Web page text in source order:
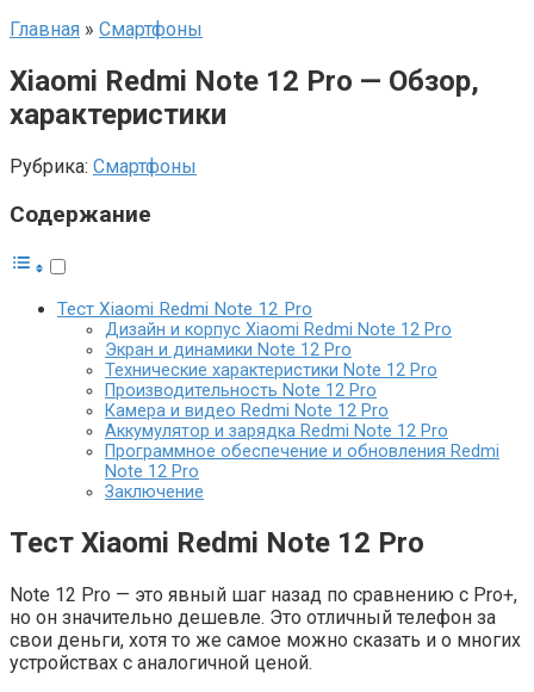
Главная » Смартфоны
Xiaomi Redmi Note 12 Pro — Обзор,
характеристики
Рубрика: Смартфоны
Содержание
Тест Xiaomi Redmi Note 12 Pro
Дизайн и корпус Xiaomi Redmi Note 12 Pro
Экран и динамики Note 12 Pro
Технические характеристики Note 12 Pro
Производительность Note 12 Pro
Камера и видео Redmi Note 12 Pro
Аккумулятор и зарядка Redmi Note 12 Pro
Программное обеспечение и обновления Redmi
Note 12 Pro
Заключение
Тест Xiaomi Redmi Note 12 Pro
Note 12 Pro — это явный шаг назад по сравнению с Pro+,
но он значительно дешевле. Это отличный телефон за
свои деньги, хотя то же самое можно сказать и о многих
устройствах с аналогичной ценой.